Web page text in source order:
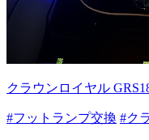
クラウンロイヤル
#フットランプ交換 #ク